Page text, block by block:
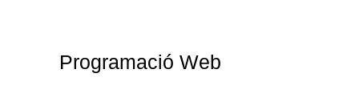
Programació Web